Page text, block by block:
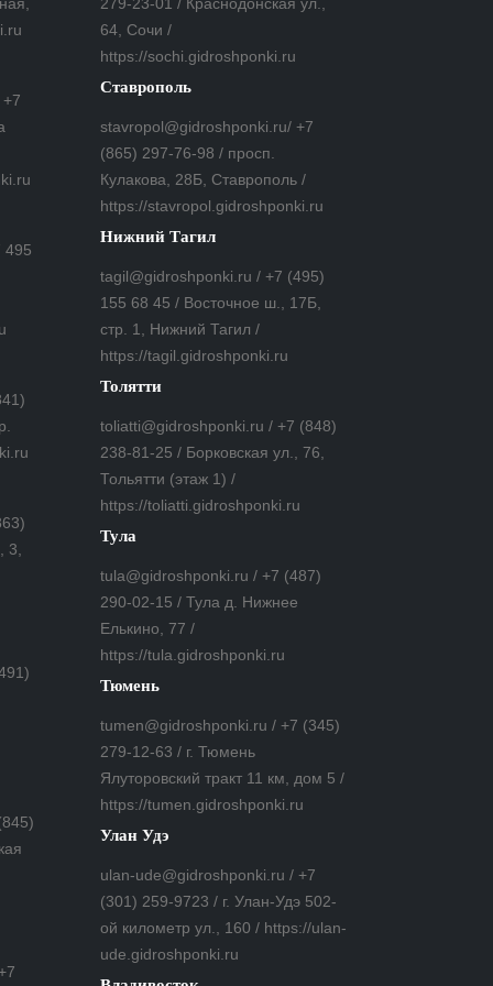
495
3,
279-23-01 / Краснодонская ул.,
64, Сочи /
https://sochi.gidroshponki.ru
Ставрополь
stavropol@gidroshponki.ru/ +7
(865) 297-76-98 / просп.
Кулакова, 28Б, Ставрополь /
https://stavropol.gidroshponki.ru
Нижний Тагил
tagil@gidroshponki.ru / +7 (495)
155 68 45 / Восточное ш., 17Б,
стр. 1, Нижний Тагил /
https://tagil.gidroshponki.ru
Толятти
toliatti@gidroshponki.ru / +7 (848)
238-81-25 / Борковская ул., 76,
Тольятти (этаж 1) /
https://toliatti.gidroshponki.ru
Тула
tula@gidroshponki.ru / +7 (487)
290-02-15 / Тула д. Нижнее
Елькино, 77 /
https://tula.gidroshponki.ru
Тюмень
tumen@gidroshponki.ru / +7 (345)
279-12-63 / г. Тюмень
Ялуторовский тракт 11 км, дом 5 /
https://tumen.gidroshponki.ru
Улан Удэ
ulan-ude@gidroshponki.ru / +7
(301) 259-9723 / г. Улан-Удэ 502-
ой километр ул., 160 / https://ulan-
ude.gidroshponki.ru